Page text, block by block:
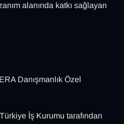
alanında katkı sağlayan
Danışmanlık Özel
İş Kurumu tarafından